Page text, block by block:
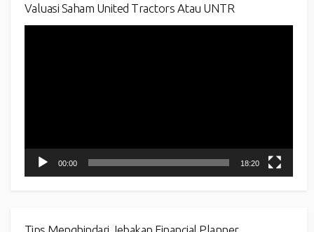
Valuasi Saham United Tractors Atau UNTR
00:00 18:20
Tips Menghindari Jebakan Financial Planner